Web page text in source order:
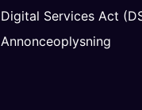
Digital Services Act
Annonceoplysning